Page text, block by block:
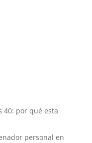
40: por qué esta
personal en